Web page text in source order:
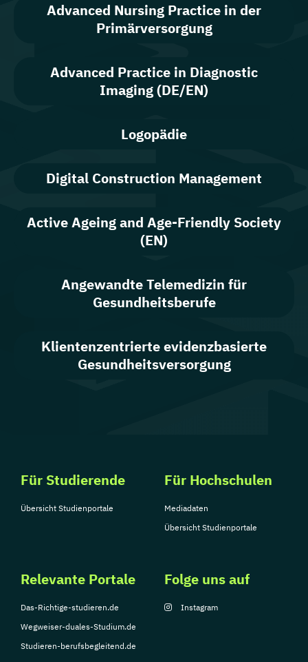
Advanced Nursing Practice in der
Primärversorgung
Advanced Practice in Diagnostic
Imaging (DE/EN)
Logopädie
Digital Construction Management
Active Ageing and Age-Friendly Society
(EN)
Angewandte Telemedizin für
Gesundheitsberufe
Klientenzentrierte evidenzbasierte
Gesundheitsversorgung
Für Studierende
Übersicht Studienportale
Für Hochschulen
Mediadaten
Übersicht Studienportale
Relevante Portale
Das-Richtige-studieren.de
Wegweiser-duales-Studium.de
Studieren-berufsbegleitend.de
Folge uns auf
Instagram